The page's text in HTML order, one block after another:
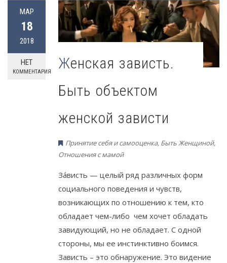
МАР
18
2018
НЕТ
КОММЕНТАРИЯ
Женская зависть.
Быть объектом
женской зависти
Принятие себя и самооценка, Быть Женщиной,
Отношения с мамой
За́висть — целый ряд различных форм
социального поведения и чувств,
возникающих по отношению к тем, кто
обладает чем-либо чем хочет обладать
завидующий, но не обладает. С одной
стороны, мы ее инстинктивно боимся.
Зависть – это обнаружение. Это видение